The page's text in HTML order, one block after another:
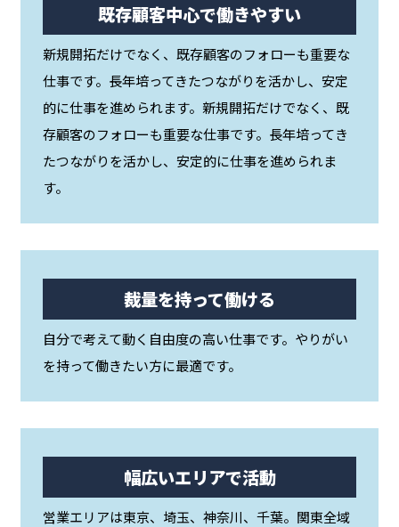
既存顧客中心で働きやすい
新規開拓だけでなく、既存顧客のフォローも重要な
仕事です。長年培ってきたつながりを活かし、安定
的に仕事を進められます。新規開拓だけでなく、既
存顧客のフォローも重要な仕事です。長年培ってき
たつながりを活かし、安定的に仕事を進められま
す。
裁量を持って働ける
自分で考えて動く自由度の高い仕事です。やりがい
を持って働きたい方に最適です。
幅広いエリアで活動
営業エリアは東京、埼玉、神奈川、千葉。関東全域